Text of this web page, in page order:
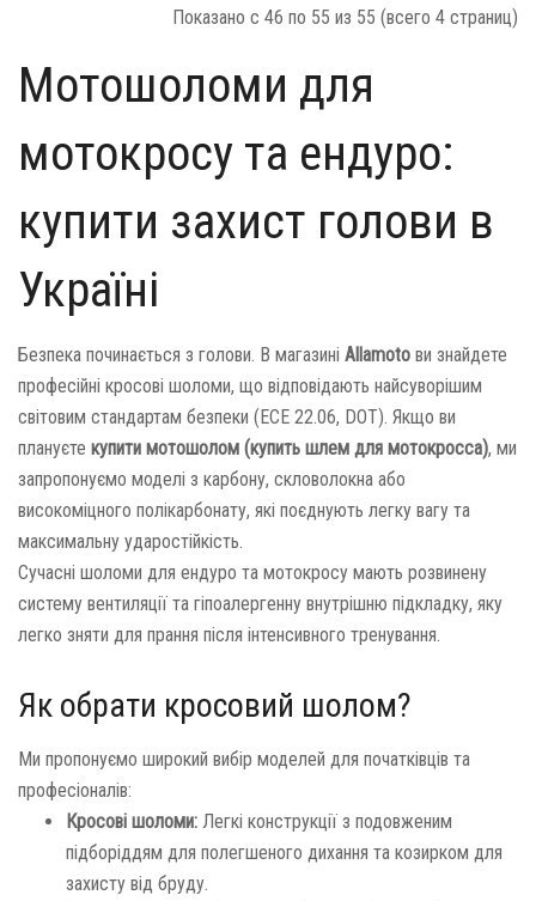
Показано с 46 по 55 из 55 (всего 4 страниц)
Мотошоломи для
мотокросу та ендуро:
купити захист голови в
Україні
Безпека починається з голови. В магазині Allamoto ви знайдете
професійні кросові шоломи, що відповідають найсуворішим
світовим стандартам безпеки (ECE 22.06, DOT). Якщо ви
плануєте купити мотошолом (купить шлем для мотокросса), ми
запропонуємо моделі з карбону, скловолокна або
високоміцного полікарбонату, які поєднують легку вагу та
максимальну ударостійкість.
Сучасні шоломи для ендуро та мотокросу мають розвинену
систему вентиляції та гіпоалергенну внутрішню підкладку, яку
легко зняти для прання після інтенсивного тренування.
Як обрати кросовий шолом?
Ми пропонуємо широкий вибір моделей для початківців та
професіоналів:
Кросові шоломи: Легкі конструкції з подовженим
підборіддям для полегшеного дихання та козирком для
захисту від бруду.